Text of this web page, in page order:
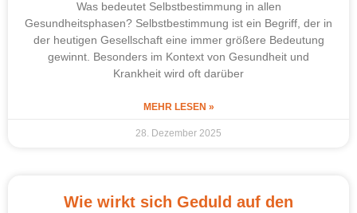
Was bedeutet Selbstbestimmung in allen
Gesundheitsphasen? Selbstbestimmung ist ein Begriff, der in
der heutigen Gesellschaft eine immer größere Bedeutung
gewinnt. Besonders im Kontext von Gesundheit und
Krankheit wird oft darüber
MEHR LESEN »
28. Dezember 2025
Wie wirkt sich Geduld auf den